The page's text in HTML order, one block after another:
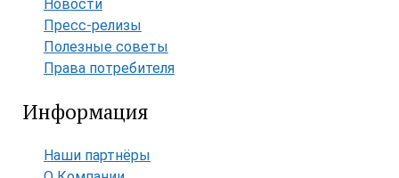
Новости
Пресс-релизы
Полезные советы
Права потребителя
Информация
Наши партнёры